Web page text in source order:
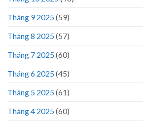
Tháng 9 2025(59)
Tháng 8 2025(57)
Tháng 7 2025(60)
Tháng 6 2025(45)
Tháng 5 2025(61)
Tháng 4 2025(60)